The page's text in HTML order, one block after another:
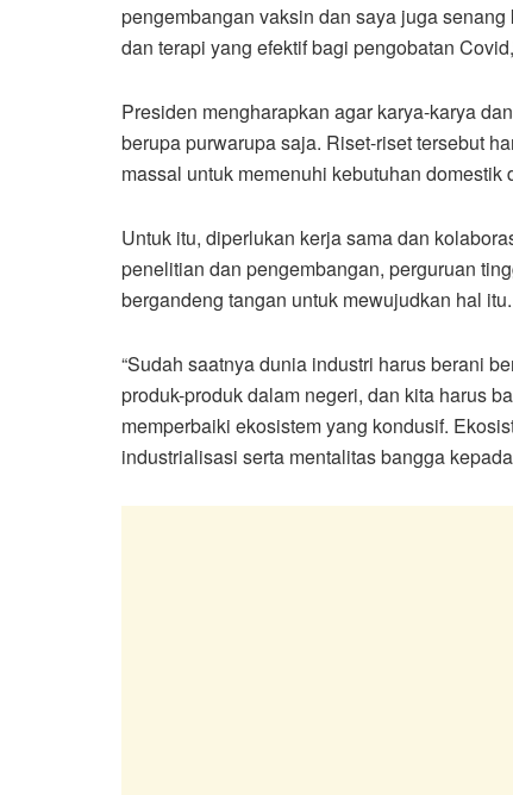
pengembangan vaksin dan saya juga
dan terapi yang efektif bagi pengobatan
Presiden mengharapkan agar karya-karya
berupa purwarupa saja. Riset-riset tersebut
massal untuk memenuhi kebutuhan
Untuk itu, diperlukan kerja sama dan
penelitian dan pengembangan, perguruan
bergandeng tangan untuk mewujudkan hal itu.
“Sudah saatnya dunia industri harus berani
produk-produk dalam negeri, dan kita harus
memperbaiki ekosistem yang kondusif.
industrialisasi serta mentalitas bangga